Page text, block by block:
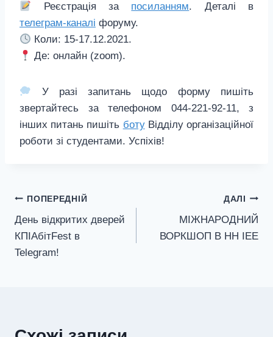
Реєстрація за посиланням. Деталі в
телеграм-каналі форуму.
Коли: 15-17.12.2021.
Де: онлайн (zoom).
У разі запитань щодо форму пишіть
звертайтесь за телефоном 044-221-92-11, з
інших питань пишіть ботуВідділу організаційної
роботи зі студентами. Успіхів!
Навігація
записів
ПОПЕРЕДНІЙ
День відкритих дверей
КПІАбітFest в
Telegram!
ДАЛІ
МІЖНАРОДНИЙ
ВОРКШОП В НН ІЕЕ